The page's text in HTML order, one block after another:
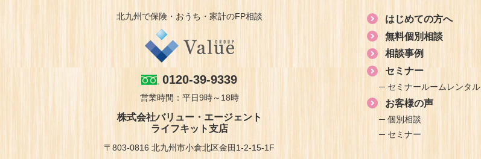
北九州で保険・おうち・家計のFP相談
0120-39-9339
営業時間：平日9時～18時
株式会社バリュー・エージェント
ライフキット支店
〒803-0816 北九州市小倉北区金田1-2-15-1F
はじめての方へ
無料個別相談
相談事例
セミナー
セミナールームレンタル
お客様の声
個別相談
セミナー